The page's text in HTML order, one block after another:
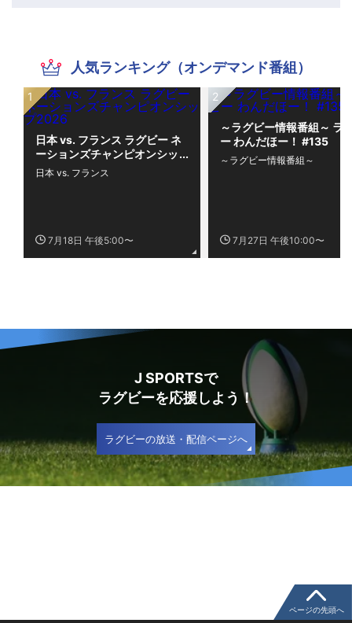
人気ランキング（オンデマンド番組）
日本 vs. フランス ラグビー ネ
ーションズチャンピオンシッ
プ2026
7月18日 午後5:00〜
日本 vs. フランス
～ラグビー情報番組～ ラ
ー わんだほー！ #135
7月27日 午後10:00〜
～ラグビー情報番組～
J SPORTSで
ラグビーを応援しよう！
ラグビーの放送・配信ページへ
ページの先頭へ